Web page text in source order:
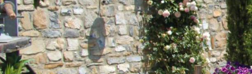
servizi
La
Liguria
Tipologia
-